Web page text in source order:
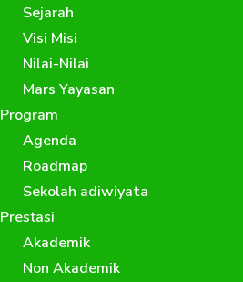
Sejarah
Visi Misi
Nilai-Nilai
Mars Yayasan
Program
Agenda
Roadmap
Sekolah adiwiyata
Prestasi
Akademik
Non Akademik